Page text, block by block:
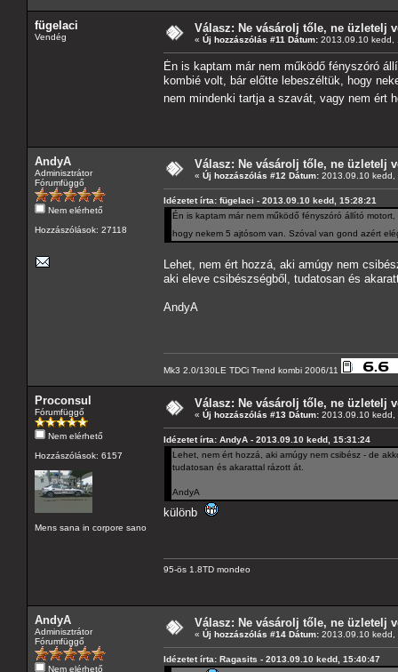
fügelaci
Vendég
Válasz: Ne vásárolj tőle, ne üzletelj
« Új hozzászólás #11 Dátum: 2013.09.10 kedd,
Én is kaptam már nem működő fényszóró
kombié volt, bár előtte lebeszéltük, hogy
nem mindenki tartja a szavát, vagy nem ért
AndyA
Adminisztrátor
Fórumfüggő
Nem elérhető
Hozzászólások: 27118
Válasz: Ne vásárolj tőle, ne üzletelj
« Új hozzászólás #12 Dátum: 2013.09.10 kedd,
Idézetet írta: fügelaci - 2013.09.10 kedd, 15:28:21
Én is kaptam már nem működő fényszóró állító
hogy nekem 5 ajtósom van. Szóval van gond azért
Lehet, nem ért hozzá, aki amúgy nem
aki eleve csibészségből, tudatosan és
AndyA
Mk3 2.0/130LE TDCi Trend kombi 2006/11
Proconsul
Fórumfüggő
Nem elérhető
Hozzászólások: 6157
Mens sana in corpore sano
Válasz: Ne vásárolj tőle, ne üzletelj
« Új hozzászólás #13 Dátum: 2013.09.10 kedd,
Idézetet írta: AndyA - 2013.09.10 kedd, 15:31:24
Lehet, nem ért hozzá, aki amúgy nem csibész - de
tudatosan és akarattal rázott át.
AndyA
különb
95-ös 1.8TD mondeo
AndyA
Adminisztrátor
Fórumfüggő
Nem elérhető
Válasz: Ne vásárolj tőle, ne üzletelj
« Új hozzászólás #14 Dátum: 2013.09.10 kedd,
Idézetet írta: Ragasits - 2013.09.10 kedd, 15:40:47